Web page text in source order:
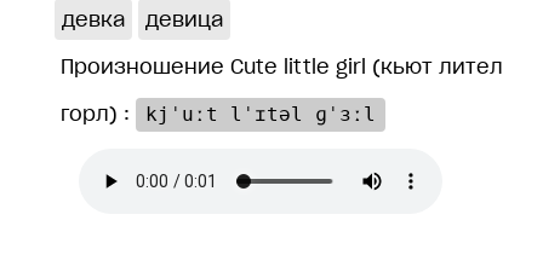
девка
девица
Произношение Cute little girl (кьют лител
горл) :
kjˈuːt lˈɪtəl ɡˈɜːl